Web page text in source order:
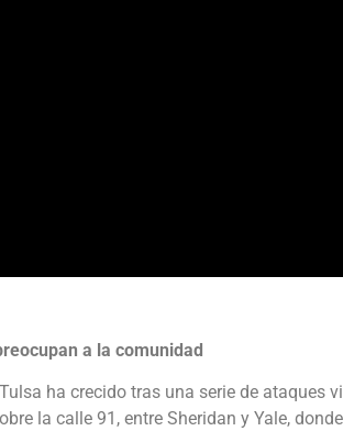
a la comunidad
ha crecido tras una serie de ataques
la calle 91, entre Sheridan y Yale,